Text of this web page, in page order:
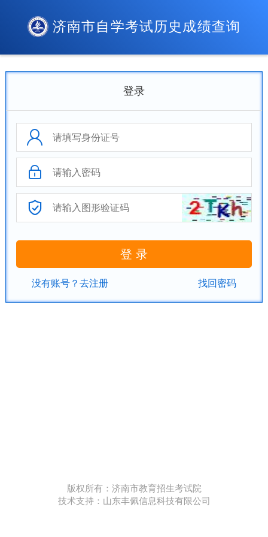
济南市自学考试历史成绩查询
登录
没有账号？去注册 找回密码
版权所有：济南市教育招生考试院
技术支持：山东丰佩信息科技有限公司